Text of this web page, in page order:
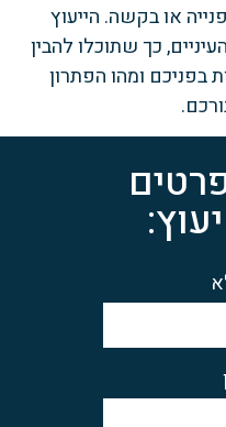
או בקשה. הייעוץ
כך שתוכלו להבין
בפניכם ומהו הפתרון